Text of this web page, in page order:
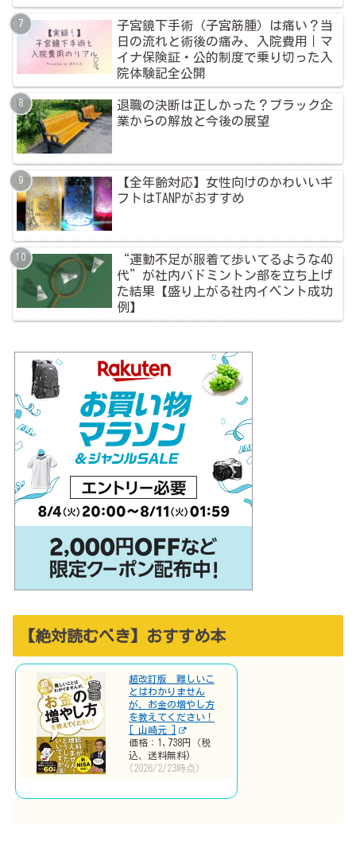
子宮鏡下手術（子宮筋腫）は痛い？当
日の流れと術後の痛み、入院費用｜マ
イナ保険証・公的制度で乗り切った入
院体験記全公開
退職の決断は正しかった？ブラック企
業からの解放と今後の展望
【全年齢対応】女性向けのかわいいギ
フトはTANPがおすすめ
“運動不足が服着て歩いてるような40
代”が社内バドミントン部を立ち上げ
た結果【盛り上がる社内イベント成功
例】
【絶対読むべき】おすすめ本
超改訂版 難しいこ
とはわかりません
が、お金の増やし方
を教えてください！
[ 山崎元 ]
価格：1,738円（税
込、送料無料)
(2026/2/23時点)